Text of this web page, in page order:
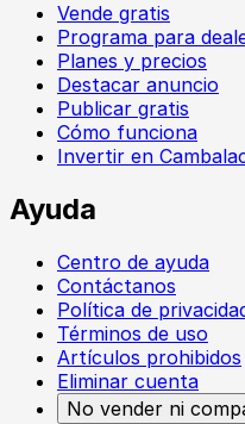
Vende gratis
Programa para
Planes y precios
Destacar anuncio
Publicar gratis
Cómo funciona
Invertir en
Ayuda
Centro de ayuda
Contáctanos
Política de
Términos de uso
Artículos prohibidos
Eliminar cuenta
No vender ni